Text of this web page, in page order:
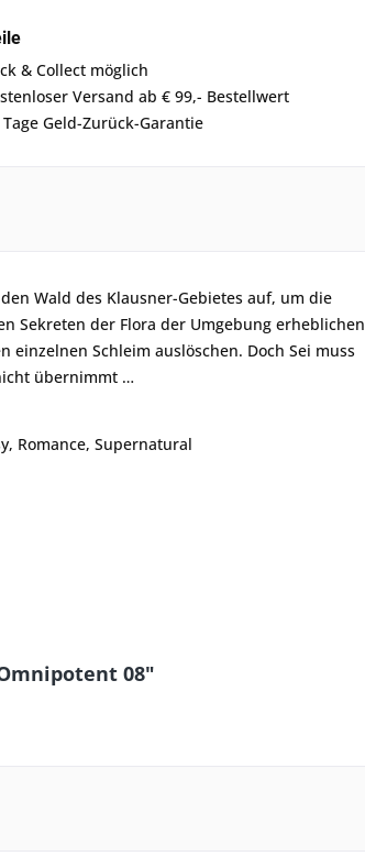
& Collect möglich
Versand ab € 99,- Bestellwert
Tage Geld-Zurück-Garantie
Wald des Klausner-Gebietes auf, um die
Sekreten der Flora der Umgebung erheblichen
Schleim auslöschen. Doch Sei muss
übernimmt …
Romance, Supernatural
08"